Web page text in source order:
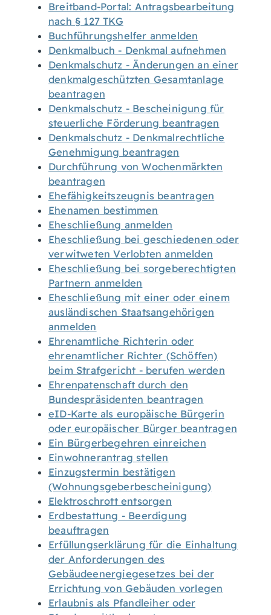
Breitband-Portal: Antragsbearbeitung
nach § 127 TKG
Buchführungshelfer anmelden
Denkmalbuch - Denkmal aufnehmen
Denkmalschutz - Änderungen an einer
denkmalgeschützten Gesamtanlage
beantragen
Denkmalschutz - Bescheinigung für
steuerliche Förderung beantragen
Denkmalschutz - Denkmalrechtliche
Genehmigung beantragen
Durchführung von Wochenmärkten
beantragen
Ehefähigkeitszeugnis beantragen
Ehenamen bestimmen
Eheschließung anmelden
Eheschließung bei geschiedenen oder
verwitweten Verlobten anmelden
Eheschließung bei sorgeberechtigten
Partnern anmelden
Eheschließung mit einer oder einem
ausländischen Staatsangehörigen
anmelden
Ehrenamtliche Richterin oder
ehrenamtlicher Richter (Schöffen)
beim Strafgericht - berufen werden
Ehrenpatenschaft durch den
Bundespräsidenten beantragen
eID-Karte als europäische Bürgerin
oder europäischer Bürger beantragen
Ein Bürgerbegehren einreichen
Einwohnerantrag stellen
Einzugstermin bestätigen
(Wohnungsgeberbescheinigung)
Elektroschrott entsorgen
Erdbestattung - Beerdigung
beauftragen
Erfüllungserklärung für die Einhaltung
der Anforderungen des
Gebäudeenergiegesetzes bei der
Errichtung von Gebäuden vorlegen
Erlaubnis als Pfandleiher oder